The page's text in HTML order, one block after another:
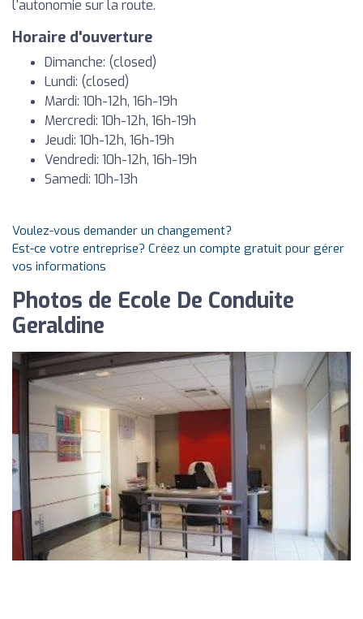
l'autonomie sur la route.
Horaire d'ouverture
Dimanche: (closed)
Lundi: (closed)
Mardi: 10h-12h, 16h-19h
Mercredi: 10h-12h, 16h-19h
Jeudi: 10h-12h, 16h-19h
Vendredi: 10h-12h, 16h-19h
Samedi: 10h-13h
Voulez-vous demander un changement?
Est-ce votre entreprise? Créez un compte gratuit pour gérer
vos informations
Photos de Ecole De Conduite
Geraldine